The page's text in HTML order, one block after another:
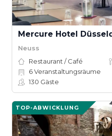
Mercure Hotel
Neuss
Restaurant / Café
6Veranstaltungsräume
130 Gäste
TOP-ABWICKLUNG